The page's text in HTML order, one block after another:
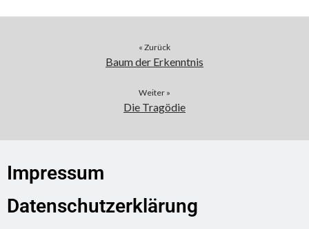
« Zurück
Baum der Erkenntnis
Weiter »
Die Tragödie
Impressum
Datenschutzerklärung